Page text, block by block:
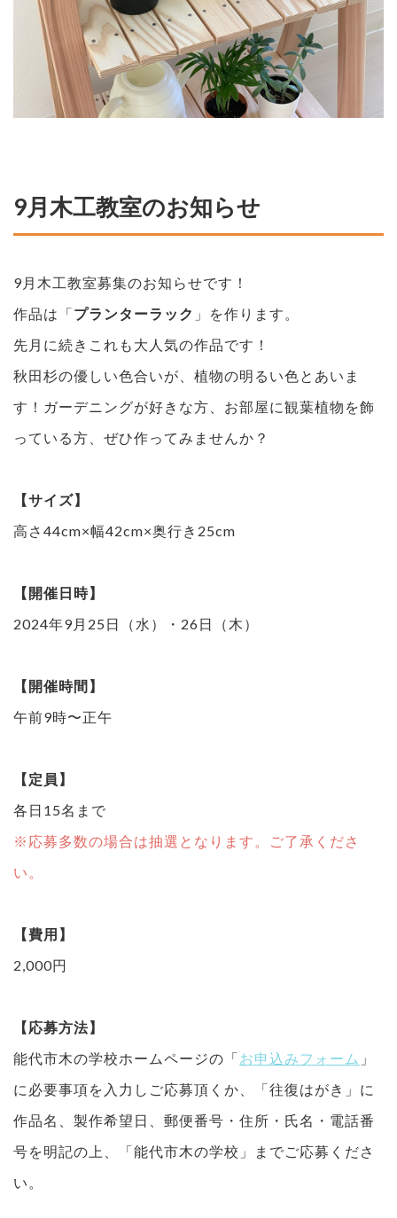
9月木工教室のお知らせ
9月木工教室募集のお知らせです！
作品は「プランターラック 」を作ります。
先月に続きこれも大人気の作品です！
秋田杉の優しい色合いが、植物の明るい色とあいま
す！ガーデニングが好きな方、お部屋に観葉植物を飾
っている方、ぜひ作ってみませんか？
【サイズ】
高さ44cm×幅42cm×奥行き25cm
【開催日時】
2024年9月25日（水）・26日（木）
【開催時間】
午前9時〜正午
【定員】
各日15名まで
※応募多数の場合は抽選となります。ご了承くださ
い。
【費用】
2,000円
【応募方法】
能代市木の学校ホームページの「お申込みフォーム 」
に必要事項を入力しご応募頂くか、「往復はがき」に
作品名、製作希望日、郵便番号・住所・氏名・電話番
号を明記の上、「能代市木の学校」までご応募くださ
い。